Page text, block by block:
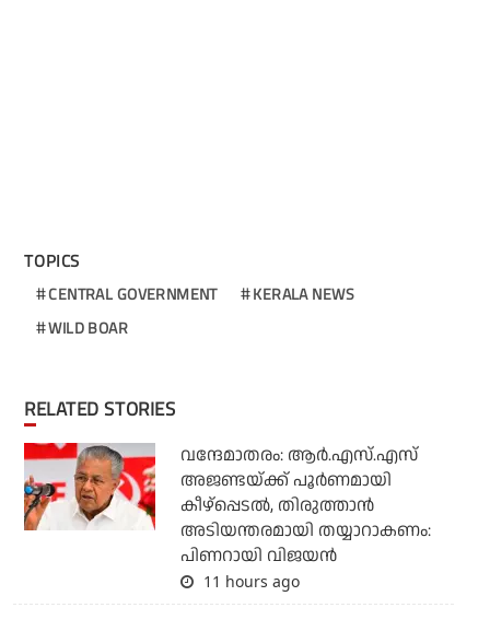
TOPICS
CENTRAL GOVERNMENT
KERALA NEWS
WILD BOAR
RELATED STORIES
വന്ദേമാതരം: ആര്‍.എസ്.എസ്
അജണ്ടയ്ക്ക് പൂര്‍ണമായി
കീഴ്‌പ്പെടല്‍, തിരുത്താന്‍
അടിയന്തരമായി തയ്യാറാകണം:
പിണറായി വിജയന്‍
11 hours ago